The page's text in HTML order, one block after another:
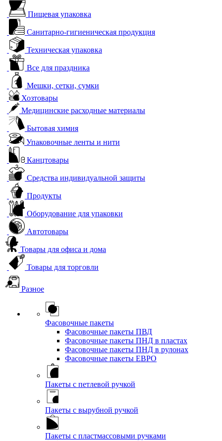
Пищевая упаковка
Санитарно-гигиеническая продукция
Техническая упаковка
Все для праздника
Мешки, сетки, сумки
Хозтовары
Медицинские расходные материалы
Бытовая химия
Упаковочные ленты и нити
Канцтовары
Средства индивидуальной защиты
Продукты
Оборудование для упаковки
Автотовары
Товары для офиса и дома
Товары для торговли
Разное
Фасовочные пакеты
Фасовочные пакеты ПВД
Фасовочные пакеты ПНД в пластах
Фасовочные пакеты ПНД в рулонах
Фасовочные пакеты ЕВРО
Пакеты с петлевой ручкой
Пакеты с вырубной ручкой
Пакеты с пластмассовыми ручками